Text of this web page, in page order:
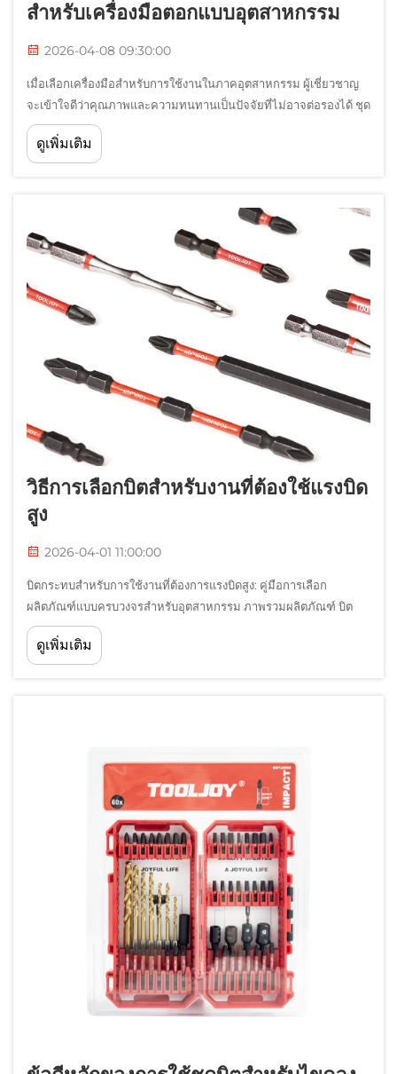
สำหรับเครื่องมือตอกแบบอุตสาหกรรม
2026-04-08 09:30:00
เมื่อเลือกเครื่องมือสำหรับการใช้งานในภาคอุตสาหกรรม ผู้เชี่ยวชาญ
จะเข้าใจดีว่าคุณภาพและความทนทานเป็นปัจจัยที่ไม่อาจต่อรองได้ ชุด
บิตสำหรับเครื่องมือตอกแรงกระแทกถือเป็นส่วนประกอบที่จำเป็นอย่าง
ยิ่งในชุดเครื่องมือมืออาชีพทุกชุด ซึ่งออกแบบมาเพื่อทนต่อแรงบิดสูง...
ดูเพิ่มเติม
วิธีการเลือกบิตสำหรับงานที่ต้องใช้แรงบิด
สูง
2026-04-01 11:00:00
บิตกระทบสำหรับการใช้งานที่ต้องการแรงบิดสูง: คู่มือการเลือก
ผลิตภัณฑ์แบบครบวงจรสำหรับอุตสาหกรรม ภาพรวมผลิตภัณฑ์ บิต
กระทบที่มีสมรรถนะสูง ออกแบบมาเพื่อการใช้งานที่ต้องการแรงบิดสูง
โดยให้ความทนทานเหนือระดับ ความพอดีที่แม่นยำ และอายุการใช้
ดูเพิ่มเติม